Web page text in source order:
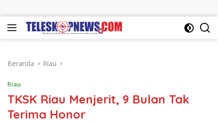
Langsung
Beranda Riau
Riau
TKSK Riau Menjerit, 9 Bulan Tak
Terima Honor